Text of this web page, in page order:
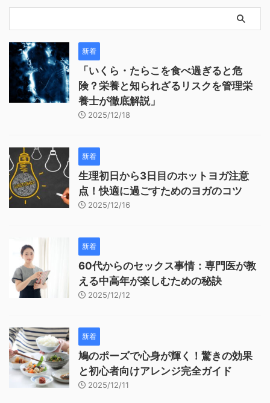
新着
「いくら・たらこを食べ過ぎると危
険？栄養と知られざるリスクを管理栄
養士が徹底解説」
2025/12/18
新着
生理初日から3日目のホットヨガ注意
点！快適に過ごすためのヨガのコツ
2025/12/16
新着
60代からのセックス事情：専門医が教
える中高年が楽しむための秘訣
2025/12/12
新着
鳩のポーズで心身が輝く！驚きの効果
と初心者向けアレンジ完全ガイド
2025/12/11